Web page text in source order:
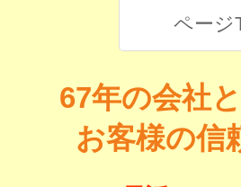
ページ
67年の会社
お客様の信